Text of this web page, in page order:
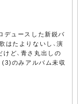
デュースした新鋭バ
はたよりないし、演
ど、青さ丸出しの
(3)のみアルバム未収